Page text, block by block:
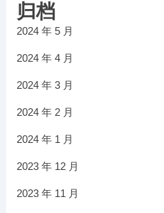
归档
2024 年 5 月
2024 年 4 月
2024 年 3 月
2024 年 2 月
2024 年 1 月
2023 年 12 月
2023 年 11 月